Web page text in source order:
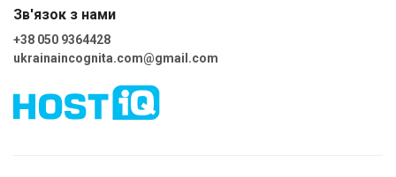
Зв'язок з нами
+38 050 9364428
ukrainaincognita.com@gmail.com